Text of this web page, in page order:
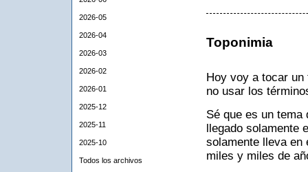
2026-05
2026-04
2026-03
2026-02
2026-01
2025-12
2025-11
2025-10
Todos los archivos
Toponimia
Hoy voy a tocar
no usar los
Sé que es un
llegado
solamente lleva en
miles y miles de